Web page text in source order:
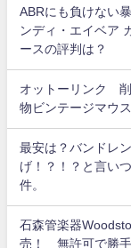
ABRにも負けない
ンディ・エイベア
ースの評判は？
オットーリンク 削
物ビンテージマウ
最安は？バンドレ
げ！？！？と言い
件。
石森管楽器
売！ 無許可で勝手